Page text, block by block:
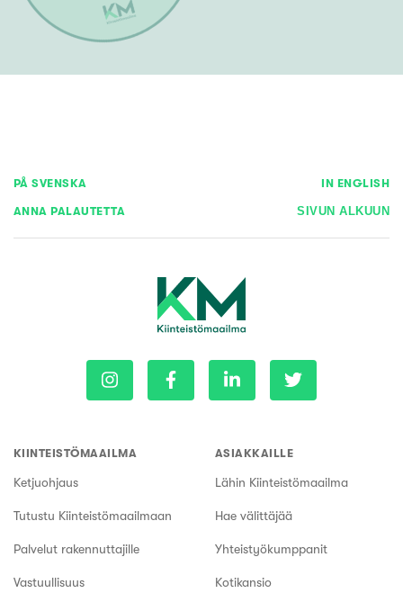
PÅ SVENSKA IN ENGLISH
ANNA PALAUTETTA SIVUN ALKUUN
KIINTEISTÖMAAILMA
Ketjuohjaus
Tutustu Kiinteistömaailmaan
Palvelut rakennuttajille
Vastuullisuus
ASIAKKAILLE
Lähin Kiinteistömaailma
Hae välittäjää
Yhteistyökumppanit
Kotikansio